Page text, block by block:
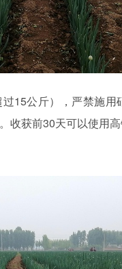
15公斤），严禁施
收获前30天可以使用